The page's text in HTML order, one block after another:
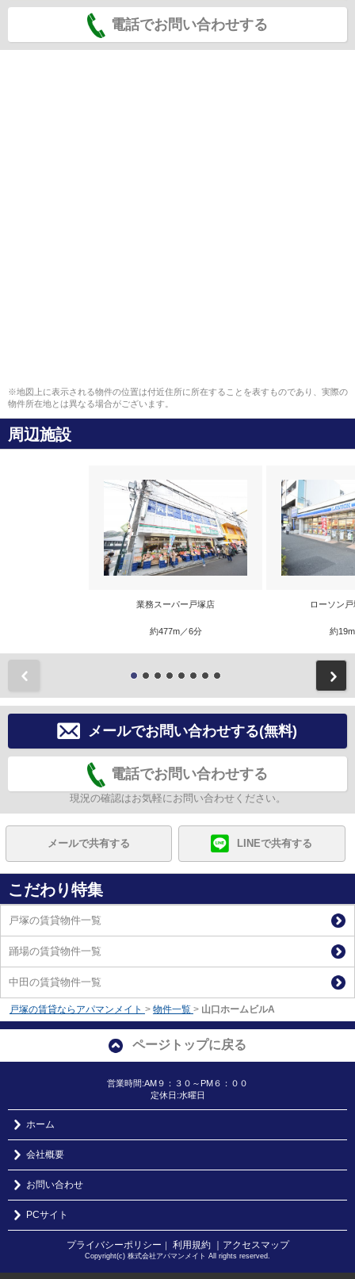
電話でお問い合わせする
※地図上に表示される物件の位置は付近住所に所在することを表すものであり、実際の
物件所在地とは異なる場合がございます。
周辺施設
業務スーパー戸塚店
約477m／6分
ローソン
約
メールでお問い合わせする(無料)
電話でお問い合わせする
現況の確認はお気軽にお問い合わせください。
メールで共有する LINEで共有する
こだわり特集
戸塚の賃貸物件一覧
踊場の賃貸物件一覧
中田の賃貸物件一覧
戸塚の賃貸ならアパマンメイト > 物件一覧 > 山口ホームビルA
ページトップに戻る
営業時間:AM９：３０～PM６：００
定休日:水曜日
ホーム
会社概要
お問い合わせ
PCサイト
プライバシーポリシー 利用規約 ｜アクセスマップ
Copyright(c) 株式会社アパマンメイト All rights reserved.